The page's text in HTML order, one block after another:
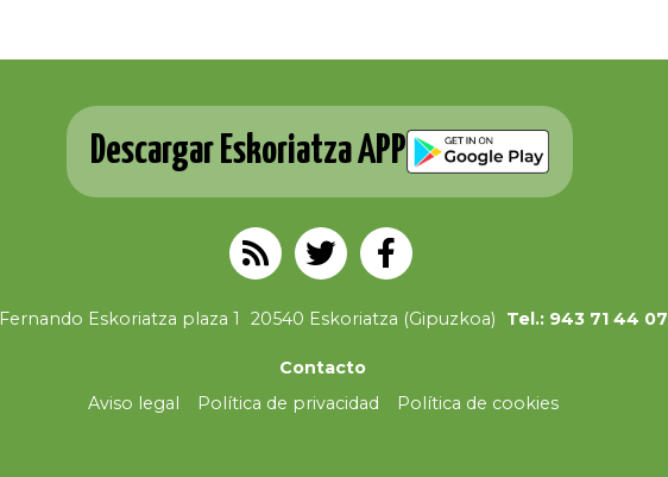
Descargar Eskoriatza APP
Fernando Eskoriatza plaza 1 20540 Eskoriatza (Gipuzkoa) Tel.: 943 71 44 07
Contacto
Aviso legal
Política de privacidad Política de cookies